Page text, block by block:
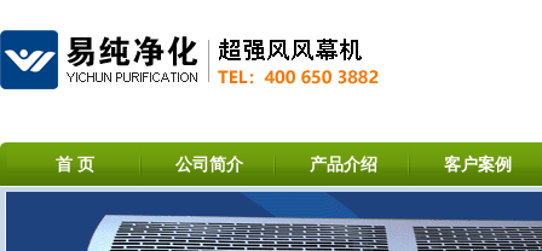
首 页 公司简介 产品介绍 客户案例